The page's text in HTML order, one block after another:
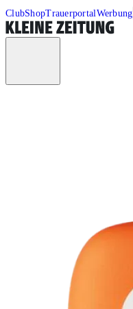
ClubShopTrauerportalWerbung